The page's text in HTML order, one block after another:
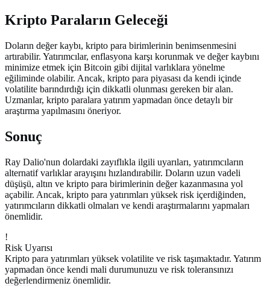
Kripto Paraların Geleceği
Doların değer kaybı, kripto para birimlerinin benimsenmesini
artırabilir. Yatırımcılar, enflasyona karşı korunmak ve değer kaybını
minimize etmek için Bitcoin gibi dijital varlıklara yönelme
eğiliminde olabilir. Ancak, kripto para piyasası da kendi içinde
volatilite barındırdığı için dikkatli olunması gereken bir alan.
Uzmanlar, kripto paralara yatırım yapmadan önce detaylı bir
araştırma yapılmasını öneriyor.
Sonuç
Ray Dalio'nun dolardaki zayıflıkla ilgili uyarıları, yatırımcıların
alternatif varlıklar arayışını hızlandırabilir. Doların uzun vadeli
düşüşü, altın ve kripto para birimlerinin değer kazanmasına yol
açabilir. Ancak, kripto para yatırımları yüksek risk içerdiğinden,
yatırımcıların dikkatli olmaları ve kendi araştırmalarını yapmaları
önemlidir.
!
Risk Uyarısı
Kripto para yatırımları yüksek volatilite ve risk taşımaktadır. Yatırım
yapmadan önce kendi mali durumunuzu ve risk toleransınızı
değerlendirmeniz önemlidir.